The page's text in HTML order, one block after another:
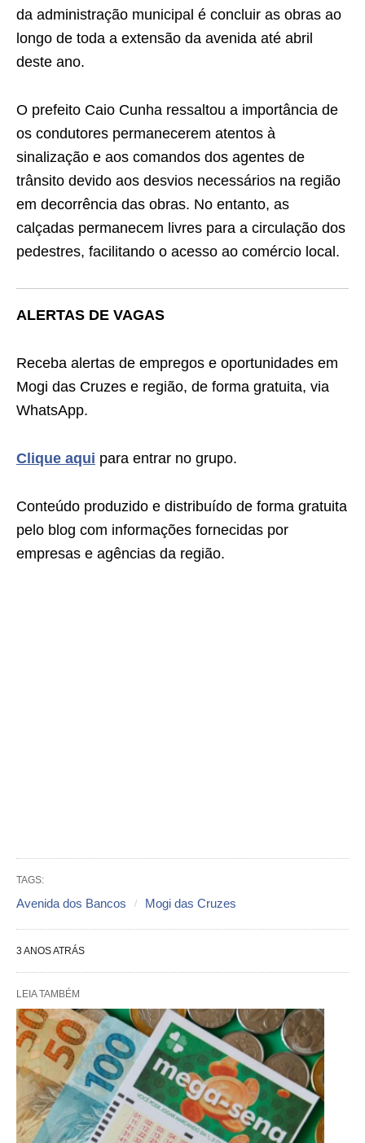
da administração municipal é concluir as obras ao
longo de toda a extensão da avenida até abril
deste ano.
O prefeito Caio Cunha ressaltou a importância de
os condutores permanecerem atentos à
sinalização e aos comandos dos agentes de
trânsito devido aos desvios necessários na região
em decorrência das obras. No entanto, as
calçadas permanecem livres para a circulação dos
pedestres, facilitando o acesso ao comércio local.
ALERTAS DE VAGAS
Receba alertas de empregos e oportunidades em
Mogi das Cruzes e região, de forma gratuita, via
WhatsApp.
Clique aqui para entrar no grupo.
Conteúdo produzido e distribuído de forma gratuita
pelo blog com informações fornecidas por
empresas e agências da região.
TAGS:
Avenida dos Bancos Mogi das Cruzes
3 ANOS ATRÁS
LEIA TAMBÉM